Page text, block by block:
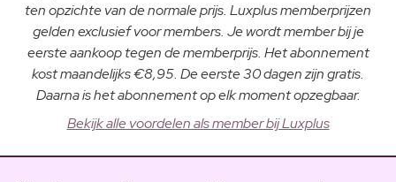
ten opzichte van de normale prijs. Luxplus memberprijzen
gelden exclusief voor members. Je wordt member bij je
eerste aankoop tegen de memberprijs. Het abonnement
kost maandelijks €8,95. De eerste 30 dagen zijn gratis.
Daarna is het abonnement op elk moment opzegbaar.
Bekijk alle voordelen als member bij Luxplus